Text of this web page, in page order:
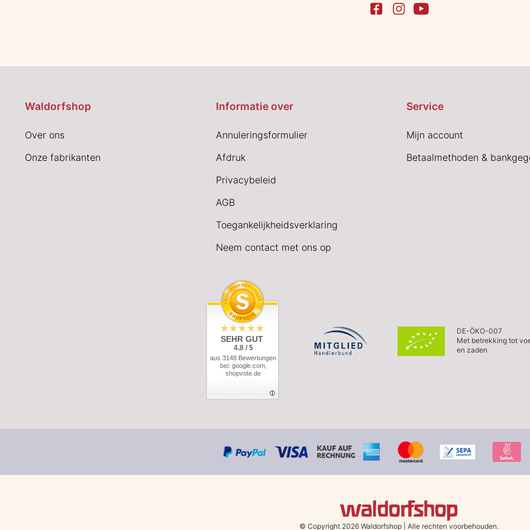
Waldorfshop
Over ons
Onze fabrikanten
Informatie over
Annuleringsformulier
Afdruk
Privacybeleid
AGB
Toegankelijkheidsverklaring
Neem contact met ons op
Service
Mijn account
Betaalmethoden &
SEHR GUT
4.8 / 5
aus 3148 Bewertungen
bei: google.com,
shopvote.de
DE-ÖKO-007
Met betrekking tot
en zaden
© Copyright 2026 Waldorfshop Alle rechten voorbehouden.